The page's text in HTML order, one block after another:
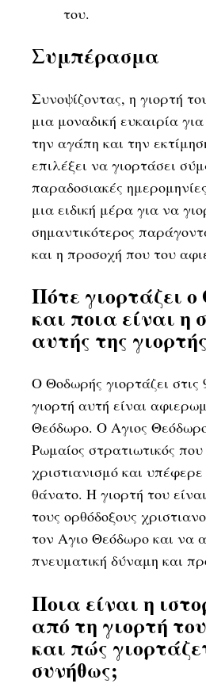
του.
Συμπέρασμα
Συνοψίζοντας, η γιορτή
μια μοναδική ευκαιρία
την αγάπη και την
επιλέξει να γιορτάσει
παραδοσιακές
μια ειδική μέρα για να
σημαντικότερος
και η προσοχή που του
Πότε γιορτάζει
και ποια είναι η
αυτής της
Ο Θοδωρής γιορτάζει στις
γιορτή αυτή είναι
Θεόδωρο. Ο Αγιος
Ρωμαίος στρατιωτικός
χριστιανισμό και
θάνατο. Η γιορτή του
τους ορθόδοξους
τον Αγιο Θεόδωρο και να
πνευματική δύναμη και
Ποια είναι η
από τη γιορτή
και πώς
συνήθως;